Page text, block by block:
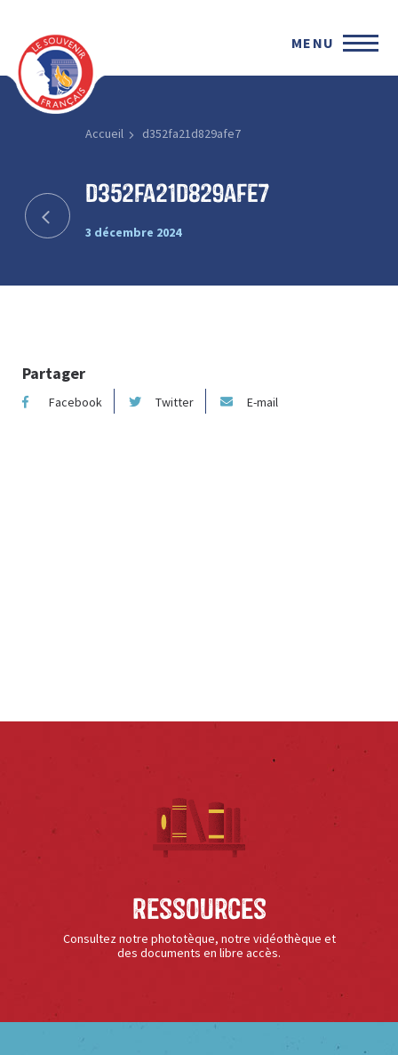
MENU
Accueil d352fa21d829afe7
d352fa21d829afe7
3 décembre 2024
Partager
Facebook Twitter E-mail
Ressources
Consultez notre phototèque, notre vidéothèque et
des documents en libre accès.